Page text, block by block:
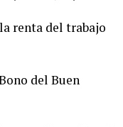
renta del trabajo
del Buen